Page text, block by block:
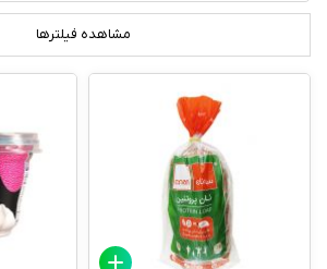
مشاهده فیلترها